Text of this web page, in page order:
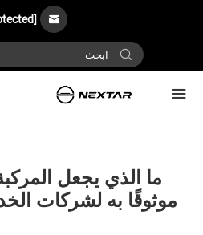
[email protected]
ما الذي يجعل المركبة
موثوقًا به لشركات